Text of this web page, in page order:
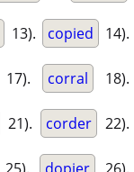
13). copied 14).
17). corral 18).
21). corder 22).